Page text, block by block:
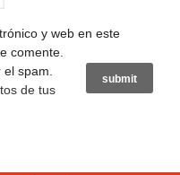
y web en este
comente.
spam.
de tus